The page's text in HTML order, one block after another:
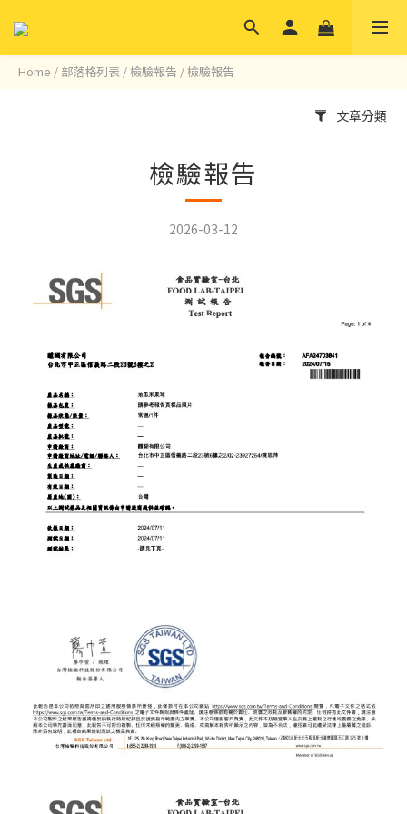
Home / 部落格列表 /檢驗報告 /檢驗報告
文章分類
檢驗報告
2026-03-12